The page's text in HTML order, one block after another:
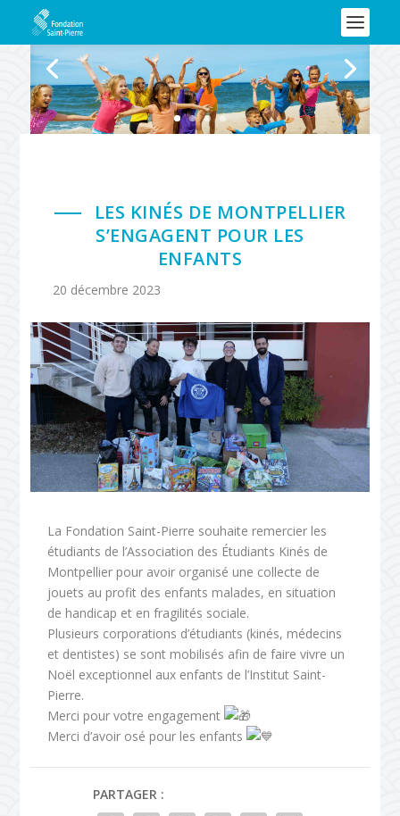
LES KINÉS DE MONTPELLIER
S’ENGAGENT POUR LES
ENFANTS
20 décembre 2023
La Fondation Saint-Pierre souhaite remercier les
étudiants de l’Association des Étudiants Kinés de
Montpellier pour avoir organisé une collecte de
jouets au profit des enfants malades, en situation
de handicap et en fragilités sociale.
Plusieurs corporations d’étudiants (kinés, médecins
et dentistes) se sont mobilisés afin de faire vivre un
Noël exceptionnel aux enfants de l’Institut Saint-
Pierre.
Merci pour votre engagement
Merci d’avoir osé pour les enfants
PARTAGER :